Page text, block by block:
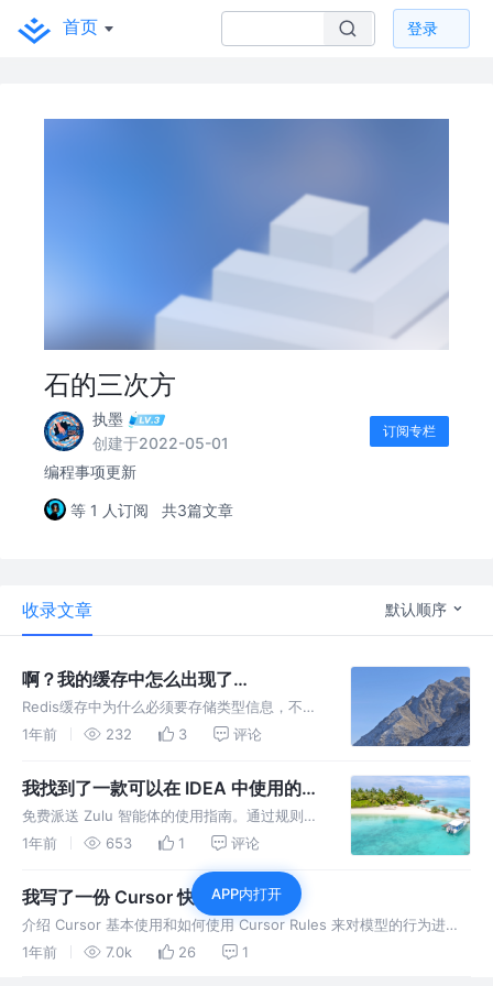
首页 登录
石的三次方
执墨
创建于2022-05-01
订阅专栏
编程事项更新
等 1 人订阅 共3篇文章
收录文章 默认顺序
啊？我的缓存中怎么出现了
java.util.ArrayList
Redis缓存中为什么必须要存储类型信息，不存
储可以吗，为什么MVC不需要类型信息就可以
1年前 232 3 评论
我找到了一款可以在 IDEA 中使用的编
程神器
免费派送 Zulu 智能体的使用指南。通过规则去
限制 Zulu 的代码生成能力，实现团队代码分格
1年前 653 1 评论
我写了一份 Cursor 快速入门指南
介绍 Cursor 基本使用和如何使用 Cursor Rules 来对模型的行为进行
约束，以及如何书写 rules 文件
1年前 7.0k 26 1
APP内打开